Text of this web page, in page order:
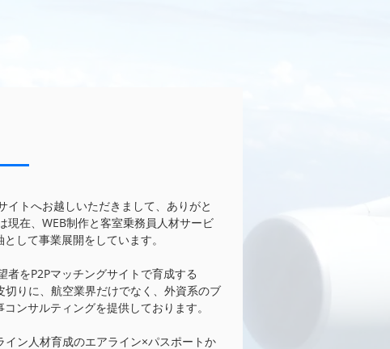
イトへお越しいただきまして、ありがと
現在、WEB制作と客室乗務員人材サービ
して事業展開をしています。
者をP2Pマッチングサイトで育成する
切りに、航空業界だけでなく、外資系のブ
ンサルティングを提供しております。
イン人材育成のエアライン×パスポートか